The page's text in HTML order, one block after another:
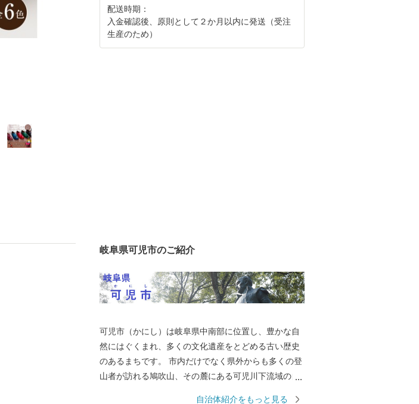
配送時期：
入金確認後、原則として２か月以内に発送（受注
生産のため）
岐阜県可児市のご紹介
可児市（かにし）は岐阜県中南部に位置し、豊かな自
然にはぐくまれ、多くの文化遺産をとどめる古い歴史
のあるまちです。 市内だけでなく県外からも多くの登
山者が訪れる鳩吹山、その麓にある可児川下流域の自
自治体紹介をもっと見る